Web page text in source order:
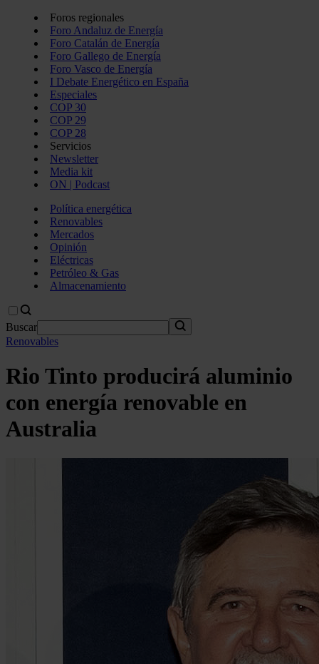
Foros regionales
Foro Andaluz de Energía
Foro Catalán de Energía
Foro Gallego de Energía
Foro Vasco de Energía
I Debate Energético en España
Especiales
COP 30
COP 29
COP 28
Servicios
Newsletter
Media kit
ON | Podcast
Política energética
Renovables
Mercados
Opinión
Eléctricas
Petróleo & Gas
Almacenamiento
Buscar
Renovables
Rio Tinto producirá aluminio
con energía renovable en
Australia